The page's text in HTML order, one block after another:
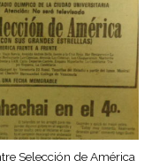
Selección de América